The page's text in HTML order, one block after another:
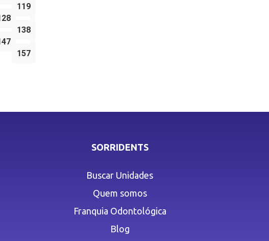
119
138
157
SORRIDENTS
Buscar Unidades
Quem somos
Franquia Odontológica
Blog